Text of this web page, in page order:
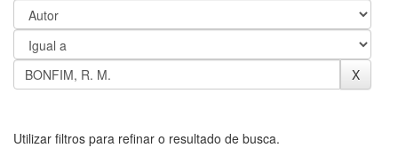
Utilizar filtros para refinar o resultado de busca.